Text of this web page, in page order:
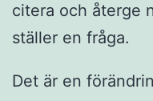
citera och återge
ställer en fråga.
Det är en